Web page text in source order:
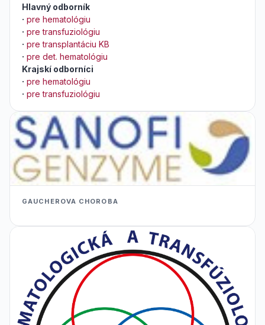
Hlavný odborník
· pre hematológiu
· pre transfuziológiu
· pre transplantáciu KB
· pre det. hematológiu
Krajskí odborníci
· pre hematológiu
· pre transfuziológiu
GAUCHEROVA CHOROBA